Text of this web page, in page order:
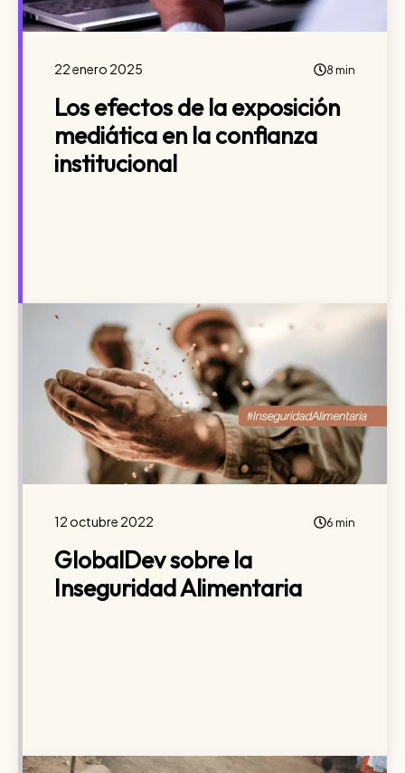
22 enero 2025 8 min
Los efectos de la exposición
mediática en la confianza
institucional
12 octubre 2022 6 min
GlobalDev sobre la
Inseguridad Alimentaria